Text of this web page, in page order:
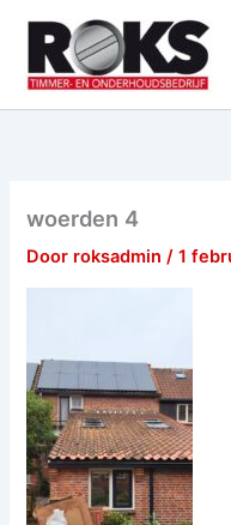
woerden 4
Door roksadmin/1